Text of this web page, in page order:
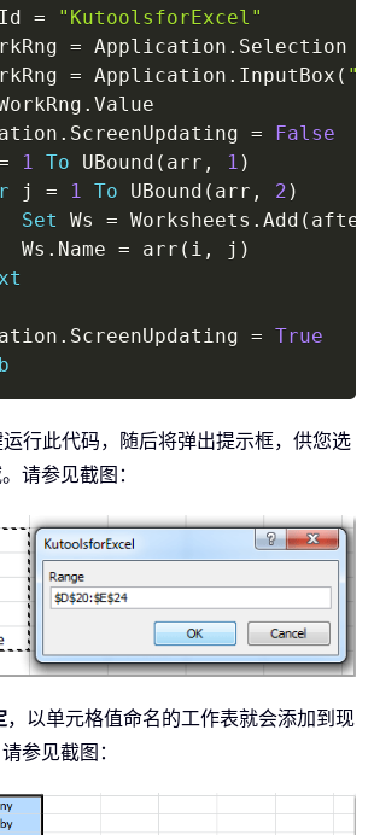
=
"KutoolsforExcel"
= Application .
= Application . InputBox (
. Value
. ScreenUpdating =
False
1 To UBound ( arr , 1 )
j = 1 To UBound ( arr , 2 )
Set Ws = Worksheets . Add ( after
Ws
. Name = arr ( i , j )
. ScreenUpdating = True
行此代码，随后将弹出提示框，供您选
请参见截图：
，以单元格值命名的工作表就会添加到现
参见截图：